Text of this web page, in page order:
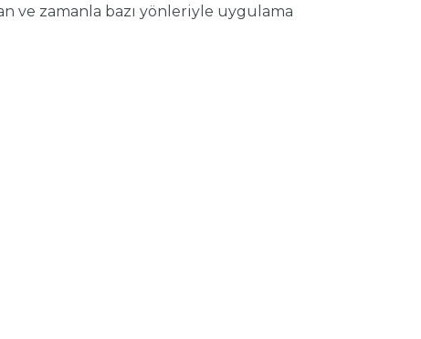
ve zamanla bazı yönleriyle uygulama